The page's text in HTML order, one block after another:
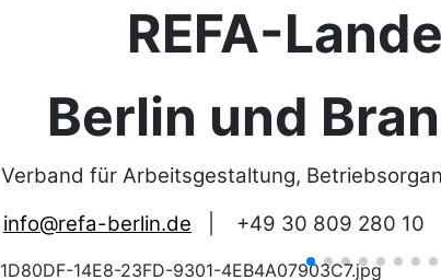
REFA-
Berlin und
Verband für Arbeitsgestaltung,
info@refa-berlin.de
+49 30 809 280 10